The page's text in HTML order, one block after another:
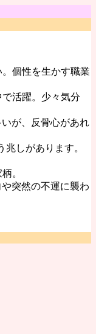
個性を生かす職業
活躍。少々気分
が、反骨心があれ
しがあります。
。
突然の不運に襲わ